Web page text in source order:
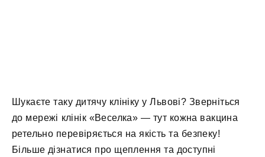
Шукаєте таку дитячу клініку у Львові? Зверніться
до мережі клінік «Веселка» — тут кожна вакцина
ретельно перевіряється на якість та безпеку!
Більше дізнатися про щеплення та доступні